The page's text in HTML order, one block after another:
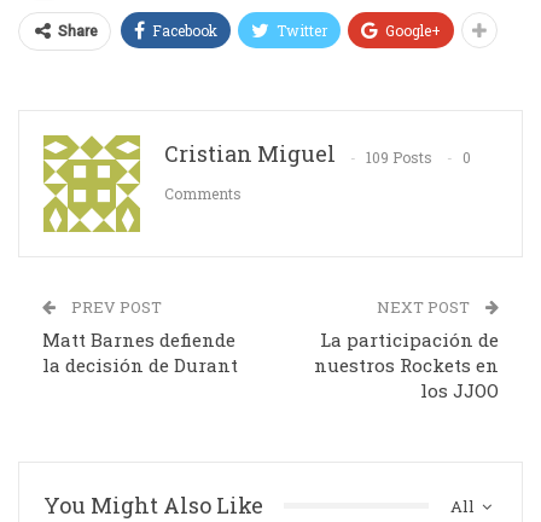
Share Facebook Twitter Google+
Cristian Miguel 109 Posts
0
Comments
PREV POST
Matt Barnes defiende
la decisión de Durant
NEXT POST
La participación de
nuestros Rockets en
los JJOO
All
You Might Also Like